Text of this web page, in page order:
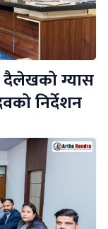
दैलेखको ग्यास
निर्देशन